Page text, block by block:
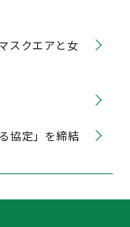
スクエアと女
協定」を締結